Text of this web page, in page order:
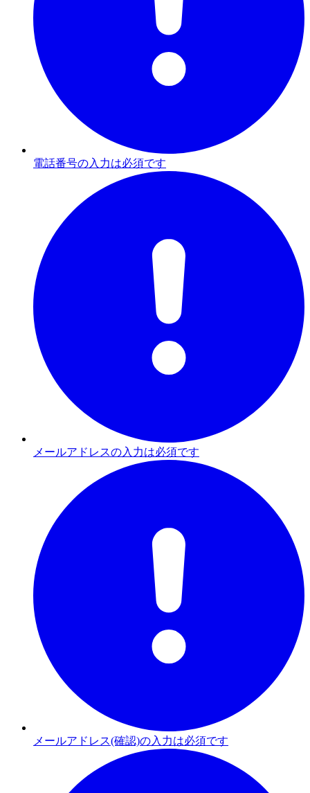
電話番号の入力は必須です
メールアドレスの入力は必須です
メールアドレス(確認)の入力は必須です